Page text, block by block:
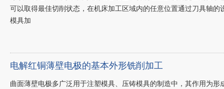
可以取得最佳切削状态，在机床加工区域内的任意位置通过刀具轴
模具加
电解红铜薄壁电极的基本外形铣削加工
曲面薄壁电极多广泛用于注塑模具、压铸模具的制造中，其作用为